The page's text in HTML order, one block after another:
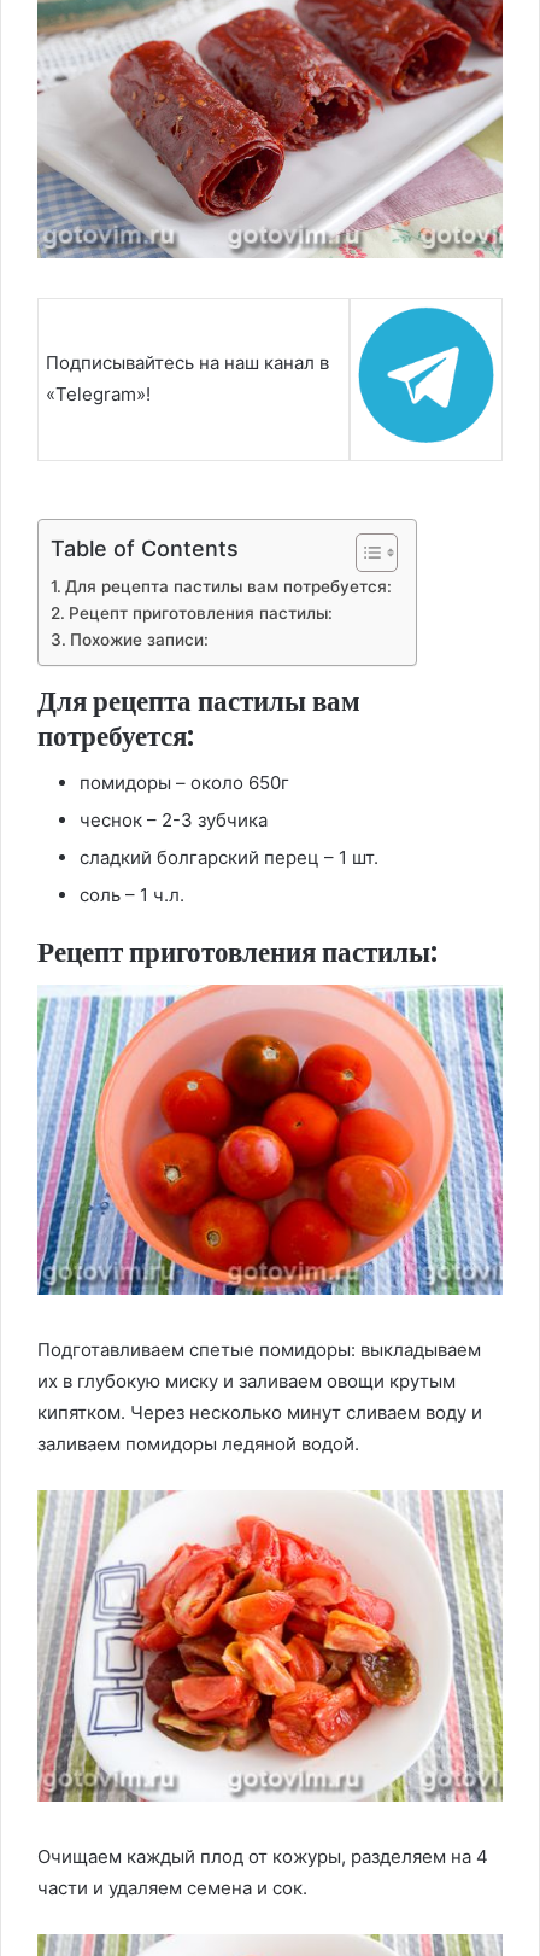
Подписывайтесь на наш канал в
«Telegram»!
Table of Contents
Для рецепта пастилы вам потребуется:
Рецепт приготовления пастилы:
Похожие записи:
Для рецепта пастилы вам
потребуется:
помидоры – около 650г
чеснок – 2-3 зубчика
сладкий болгарский перец – 1 шт.
соль – 1 ч.л.
Рецепт приготовления пастилы:
Подготавливаем спетые помидоры: выкладываем
их в глубокую миску и заливаем овощи крутым
кипятком. Через несколько минут сливаем воду и
заливаем помидоры ледяной водой.
Очищаем каждый плод от кожуры, разделяем на 4
части и удаляем семена и сок.